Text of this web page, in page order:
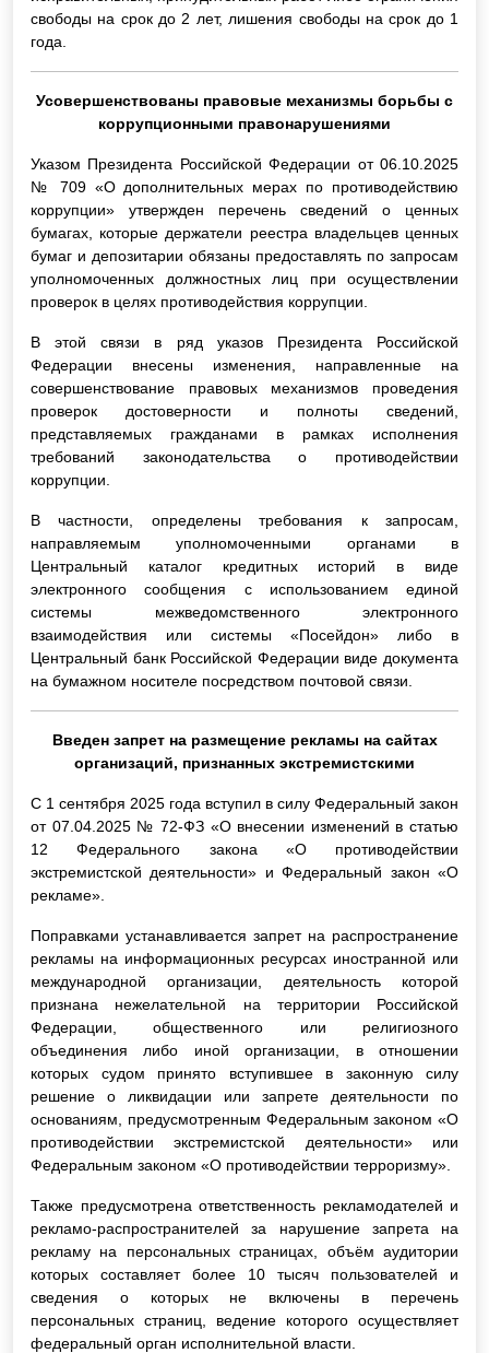
свободы на срок до 2 лет, лишения свободы на срок до 1
года.
Усовершенствованы правовые механизмы борьбы с
коррупционными правонарушениями
Указом Президента Российской Федерации от 06.10.2025
№ 709 «О дополнительных мерах по противодействию
коррупции» утвержден перечень сведений о ценных
бумагах, которые держатели реестра владельцев ценных
бумаг и депозитарии обязаны предоставлять по запросам
уполномоченных должностных лиц при осуществлении
проверок в целях противодействия коррупции.
В этой связи в ряд указов Президента Российской
Федерации внесены изменения, направленные на
совершенствование правовых механизмов проведения
проверок достоверности и полноты сведений,
представляемых гражданами в рамках исполнения
требований законодательства о противодействии
коррупции.
В частности, определены требования к запросам,
направляемым уполномоченными органами в
Центральный каталог кредитных историй в виде
электронного сообщения с использованием единой
системы межведомственного электронного
взаимодействия или системы «Посейдон» либо в
Центральный банк Российской Федерации виде документа
на бумажном носителе посредством почтовой связи.
Введен запрет на размещение рекламы на сайтах
организаций, признанных экстремистскими
С 1 сентября 2025 года вступил в силу Федеральный закон
от 07.04.2025 № 72-ФЗ «О внесении изменений в статью
12 Федерального закона «О противодействии
экстремистской деятельности» и Федеральный закон «О
рекламе».
Поправками устанавливается запрет на распространение
рекламы на информационных ресурсах иностранной или
международной организации, деятельность которой
признана нежелательной на территории Российской
Федерации, общественного или религиозного
объединения либо иной организации, в отношении
которых судом принято вступившее в законную силу
решение о ликвидации или запрете деятельности по
основаниям, предусмотренным Федеральным законом «О
противодействии экстремистской деятельности» или
Федеральным законом «О противодействии терроризму».
Также предусмотрена ответственность рекламодателей и
рекламо-распространителей за нарушение запрета на
рекламу на персональных страницах, объём аудитории
которых составляет более 10 тысяч пользователей и
сведения о которых не включены в перечень
персональных страниц, ведение которого осуществляет
федеральный орган исполнительной власти.